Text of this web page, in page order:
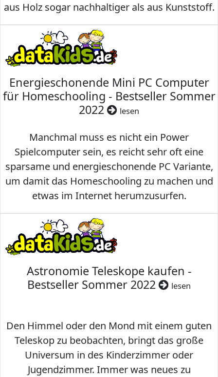
aus Holz sogar nachhaltiger als aus Kunststoff.
Energieschonende Mini PC Computer
für Homeschooling - Bestseller Sommer
2022
lesen
Manchmal muss es nicht ein Power
Spielcomputer sein, es reicht sehr oft eine
sparsame und energieschonende PC Variante,
um damit das Homeschooling zu machen und
etwas im Internet herumzusurfen.
Astronomie Teleskope kaufen -
Bestseller Sommer 2022
lesen
Den Himmel oder den Mond mit einem guten
Teleskop zu beobachten, bringt das große
Universum in des Kinderzimmer oder
Jugendzimmer. Immer was neues zu